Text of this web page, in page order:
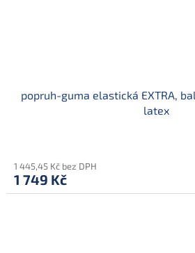
popruh-guma elastická EXTRA,
latex
1 445,45 Kč bez DPH
1 749 Kč